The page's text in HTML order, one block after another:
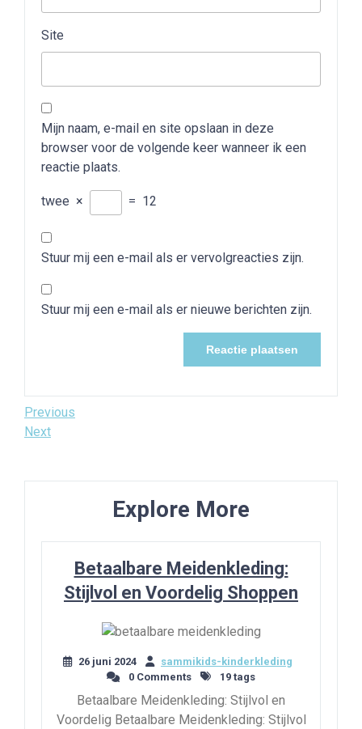
Site
Mijn naam, e-mail en site opslaan in deze
browser voor de volgende keer wanneer ik een
reactie plaats.
twee × = 12
Stuur mij een e-mail als er vervolgreacties zijn.
Stuur mij een e-mail als er nieuwe berichten zijn.
Bericht
navigatie
Previous
Post
Previous
Next
Next
Explore More
Betaalbare Meidenkleding:
Stijlvol en Voordelig Shoppen
26 juni 2024
sammikids-kinderkleding
0 Comments
19 tags
Betaalbare Meidenkleding: Stijlvol en
Voordelig Betaalbare Meidenkleding: Stijlvol